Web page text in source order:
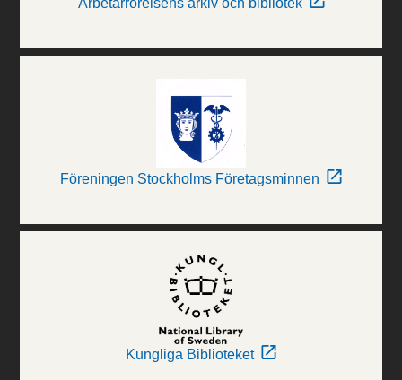
Föreningen Stockholms Företagsminnen
Kungliga Biblioteket